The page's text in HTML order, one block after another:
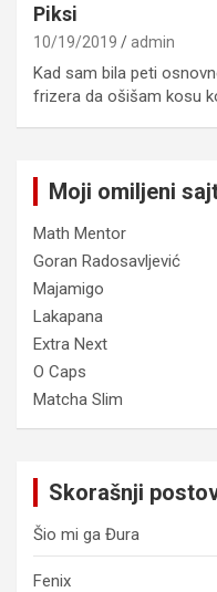
Piksi
10/19/2019 admin
Kad sam bila peti
frizera da ošišam kosu
Moji omiljeni
Math Mentor
Goran Radosavljević
Majamigo
Lakapana
Extra Next
O Caps
Matcha Slim
Skorašnji
Šio mi ga Đura
Fenix